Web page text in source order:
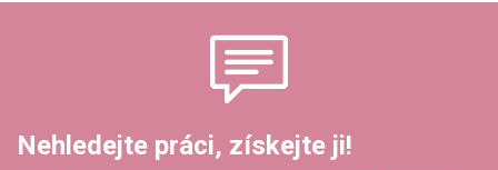
Nehledejte práci, získejte ji!